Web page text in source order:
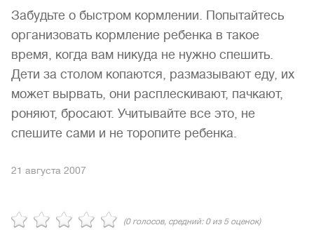
Забудьте о быстром кормлении. Попытайтесь
организовать кормление ребенка в такое
время, когда вам никуда не нужно спешить.
Дети за столом копаются, размазывают еду, их
может вырвать, они расплескивают, пачкают,
роняют, бросают. Учитывайте все это, не
спешите сами и не торопите ребенка.
21 августа 2007
(0голосов, средний: 0из 5 оценок)